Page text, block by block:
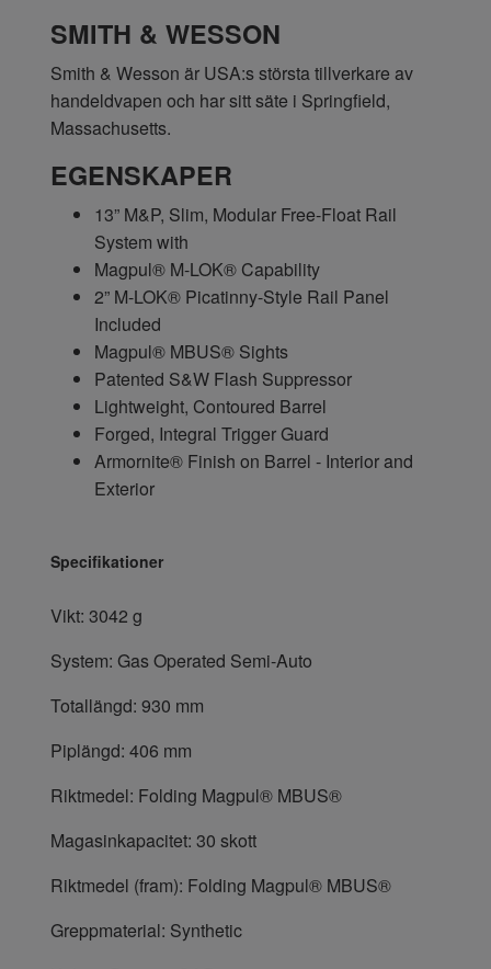
SMITH & WESSON
Smith & Wesson är USA:s största tillverkare av
handeldvapen och har sitt säte i Springfield,
Massachusetts.
EGENSKAPER
13” M&P, Slim, Modular Free-Float Rail
System with
Magpul® M-LOK® Capability
2” M-LOK® Picatinny-Style Rail Panel
Included
Magpul® MBUS® Sights
Patented S&W Flash Suppressor
Lightweight, Contoured Barrel
Forged, Integral Trigger Guard
Armornite® Finish on Barrel - Interior and
Exterior
Specifikationer
Vikt: 3042 g
System: Gas Operated Semi-Auto
Totallängd: 930 mm
Piplängd: 406 mm
Riktmedel: Folding Magpul® MBUS®
Magasinkapacitet: 30 skott
Riktmedel (fram): Folding Magpul® MBUS®
Greppmaterial: Synthetic